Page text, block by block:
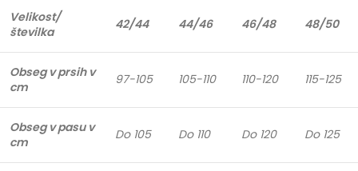
Velikost/
številka
42/44 44/46 46/48 48/50
Obseg v prsih v
cm
97-105 105-110 110-120 115-125
Obseg v pasu v
cm
Do 105 Do 110 Do 120 Do 125